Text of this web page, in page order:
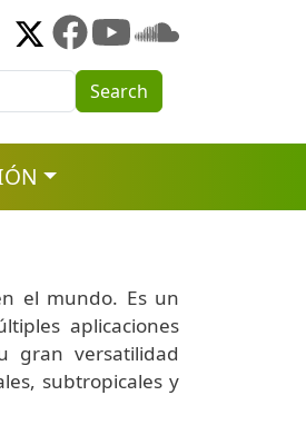
Search
el mundo. Es un
aplicaciones
gran versatilidad
subtropicales y